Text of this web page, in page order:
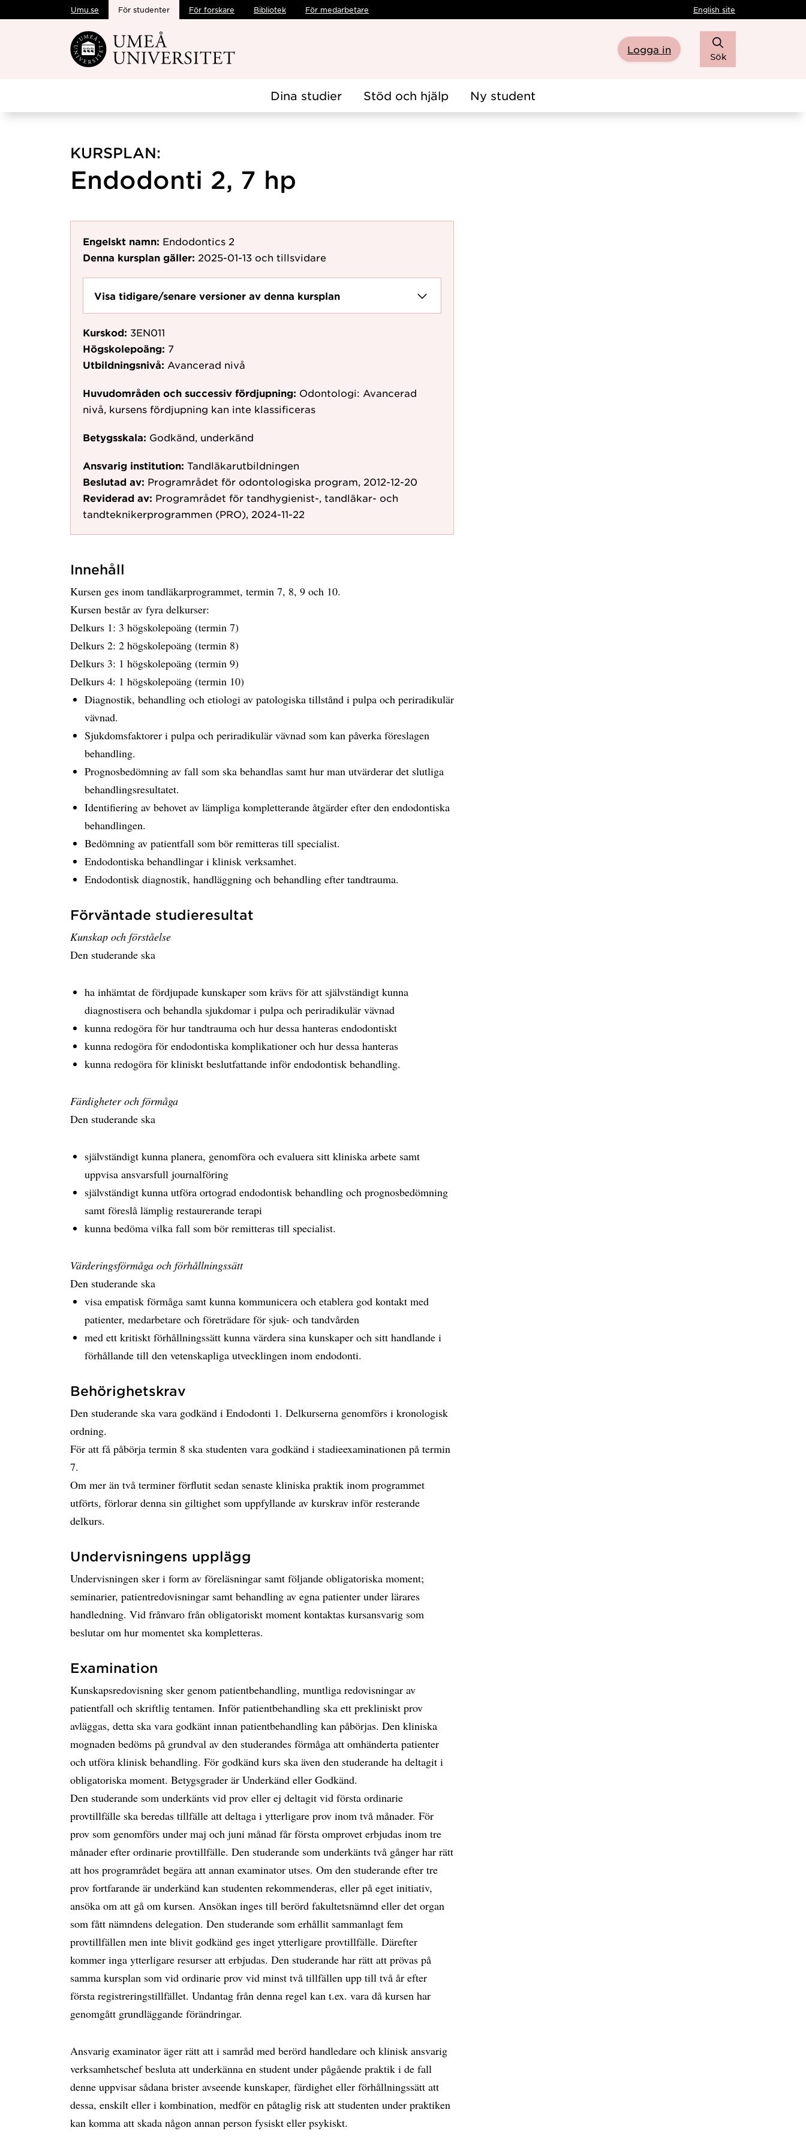
Hoppa direkt till innehållet
Umu.se För studenter För forskare Bibliotek För medarbetare English site
Logga in
Sök
Dina studier Stöd och hjälp Ny student
KURSPLAN:
Endodonti 2, 7 hp
Engelskt namn: Endodontics 2
Denna kursplan gäller: 2025-01-13 och tillsvidare
Visa tidigare/senare versioner av denna kursplan
Kurskod: 3EN011
Högskolepoäng: 7
Utbildningsnivå: Avancerad nivå
Huvudområden och successiv fördjupning: Odontologi: Avancerad
nivå, kursens fördjupning kan inte klassificeras
Betygsskala: Godkänd, underkänd
Ansvarig institution: Tandläkarutbildningen
Beslutad av: Programrådet för odontologiska program, 2012-12-20
Reviderad av: Programrådet för tandhygienist-, tandläkar- och
tandteknikerprogrammen (PRO), 2024-11-22
Innehåll
Kursen ges inom tandläkarprogrammet, termin 7, 8, 9 och 10.
Kursen består av fyra delkurser:
Delkurs 1: 3 högskolepoäng (termin 7)
Delkurs 2: 2 högskolepoäng (termin 8)
Delkurs 3: 1 högskolepoäng (termin 9)
Delkurs 4: 1 högskolepoäng (termin 10)
Diagnostik, behandling och etiologi av patologiska tillstånd i pulpa och periradikulär
vävnad.
Sjukdomsfaktorer i pulpa och periradikulär vävnad som kan påverka föreslagen
behandling.
Prognosbedömning av fall som ska behandlas samt hur man utvärderar det slutliga
behandlingsresultatet.
Identifiering av behovet av lämpliga kompletterande åtgärder efter den endodontiska
behandlingen.
Bedömning av patientfall som bör remitteras till specialist.
Endodontiska behandlingar i klinisk verksamhet.
Endodontisk diagnostik, handläggning och behandling efter tandtrauma.
Förväntade studieresultat
Kunskap och förståelse
Den studerande ska
ha inhämtat de fördjupade kunskaper som krävs för att självständigt kunna
diagnostisera och behandla sjukdomar i pulpa och periradikulär vävnad
kunna redogöra för hur tandtrauma och hur dessa hanteras endodontiskt
kunna redogöra för endodontiska komplikationer och hur dessa hanteras
kunna redogöra för kliniskt beslutfattande inför endodontisk behandling.
Färdigheter och förmåga
Den studerande ska
självständigt kunna planera, genomföra och evaluera sitt kliniska arbete samt
uppvisa ansvarsfull journalföring
självständigt kunna utföra ortograd endodontisk behandling och prognosbedömning
samt föreslå lämplig restaurerande terapi
kunna bedöma vilka fall som bör remitteras till specialist.
Värderingsförmåga och förhållningssätt
Den studerande ska
visa empatisk förmåga samt kunna kommunicera och etablera god kontakt med
patienter, medarbetare och företrädare för sjuk- och tandvården
med ett kritiskt förhållningssätt kunna värdera sina kunskaper och sitt handlande i
förhållande till den vetenskapliga utvecklingen inom endodonti.
Behörighetskrav
Den studerande ska vara godkänd i Endodonti 1. Delkurserna genomförs i kronologisk
ordning.
För att få påbörja termin 8 ska studenten vara godkänd i stadieexaminationen på termin
7.
Om mer än två terminer förflutit sedan senaste kliniska praktik inom programmet
utförts, förlorar denna sin giltighet som uppfyllande av kurskrav inför resterande
delkurs.
Undervisningens upplägg
Undervisningen sker i form av föreläsningar samt följande obligatoriska moment;
seminarier, patientredovisningar samt behandling av egna patienter under lärares
handledning. Vid frånvaro från obligatoriskt moment kontaktas kursansvarig som
beslutar om hur momentet ska kompletteras.
Examination
Kunskapsredovisning sker genom patientbehandling, muntliga redovisningar av
patientfall och skriftlig tentamen. Inför patientbehandling ska ett prekliniskt prov
avläggas, detta ska vara godkänt innan patientbehandling kan påbörjas. Den kliniska
mognaden bedöms på grundval av den studerandes förmåga att omhänderta patienter
och utföra klinisk behandling. För godkänd kurs ska även den studerande ha deltagit i
obligatoriska moment. Betygsgrader är Underkänd eller Godkänd.
Den studerande som underkänts vid prov eller ej deltagit vid första ordinarie
provtillfälle ska beredas tillfälle att deltaga i ytterligare prov inom två månader. För
prov som genomförs under maj och juni månad får första omprovet erbjudas inom tre
månader efter ordinarie provtillfälle. Den studerande som underkänts två gånger har rätt
att hos programrådet begära att annan examinator utses. Om den studerande efter tre
prov fortfarande är underkänd kan studenten rekommenderas, eller på eget initiativ,
ansöka om att gå om kursen. Ansökan inges till berörd fakultetsnämnd eller det organ
som fått nämndens delegation. Den studerande som erhållit sammanlagt fem
provtillfällen men inte blivit godkänd ges inget ytterligare provtillfälle. Därefter
kommer inga ytterligare resurser att erbjudas. Den studerande har rätt att prövas på
samma kursplan som vid ordinarie prov vid minst två tillfällen upp till två år efter
första registreringstillfället. Undantag från denna regel kan t.ex. vara då kursen har
genomgått grundläggande förändringar.
Ansvarig examinator äger rätt att i samråd med berörd handledare och klinisk ansvarig
verksamhetschef besluta att underkänna en student under pågående praktik i de fall
denne uppvisar sådana brister avseende kunskaper, färdighet eller förhållningssätt att
dessa, enskilt eller i kombination, medför en påtaglig risk att studenten under praktiken
kan komma att skada någon annan person fysiskt eller psykiskt.